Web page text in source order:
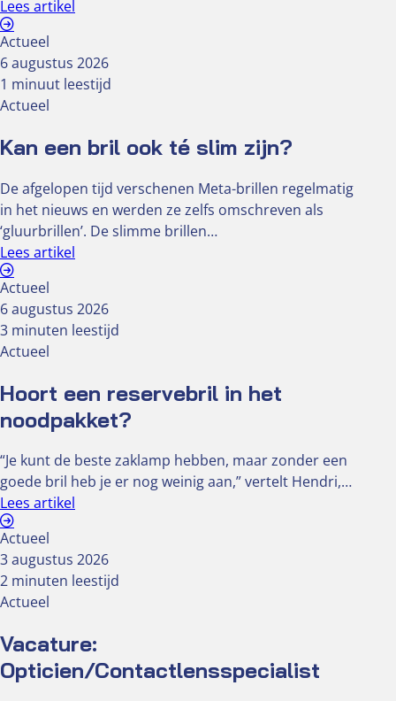
Lees artikel
Actueel
6 augustus 2026
1 minuut leestijd
Actueel
Kan een bril ook té slim zijn?
De afgelopen tijd verschenen Meta-brillen regelmatig
in het nieuws en werden ze zelfs omschreven als
‘gluurbrillen’. De slimme brillen…
Lees artikel
Actueel
6 augustus 2026
3 minuten leestijd
Actueel
Hoort een reservebril in het
noodpakket?
“Je kunt de beste zaklamp hebben, maar zonder een
goede bril heb je er nog weinig aan,” vertelt Hendri,…
Lees artikel
Actueel
3 augustus 2026
2 minuten leestijd
Actueel
Vacature:
Opticien/Contactlensspecialist